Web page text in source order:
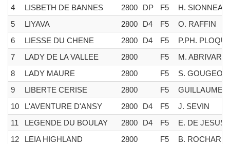
4
LISBETH DE BANNES 2800 DP F5
H. SIONNEAU
5
LIYAVA 2800 D4 F5
O. RAFFIN
6
LIESSE DU CHENE 2800 D4 F5
P.PH.
7
LADY DE LA VALLEE 2800 F5
M. ABRIVARD
8
LADY MAURE 2800 F5
S. GOUGEON
9
LIBERTE CERISE 2800 F5
GUILLAUME
10
L'AVENTURE D'ANSY 2800 D4 F5
J. SEVIN
11
LEGENDE DU BOULAY 2800 D4 F5
E. DE JESUS
12
LEIA HIGHLAND 2800 F5
B. ROCHARD